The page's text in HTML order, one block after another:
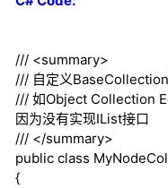
/// <summary>
/// 自定义
/// 如Object Collection
因为没有实现IList接口
/// </summary>
public class
{